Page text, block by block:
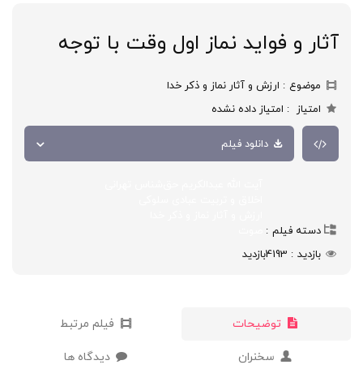
آثار و فواید نماز اول وقت با توجه
موضوع
ارزش و آثار نماز و ذکر خدا
امتیاز
امتیاز داده نشده
دانلود فیلم
دسته فیلم
بازدید
4193بازدید
توضیحات فیلم مرتبط
سخنران دیدگاه ها